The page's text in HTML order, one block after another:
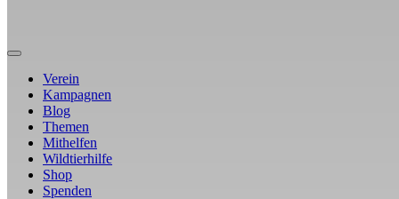
Verein
Kampagnen
Blog
Themen
Mithelfen
Wildtierhilfe
Shop
Spenden